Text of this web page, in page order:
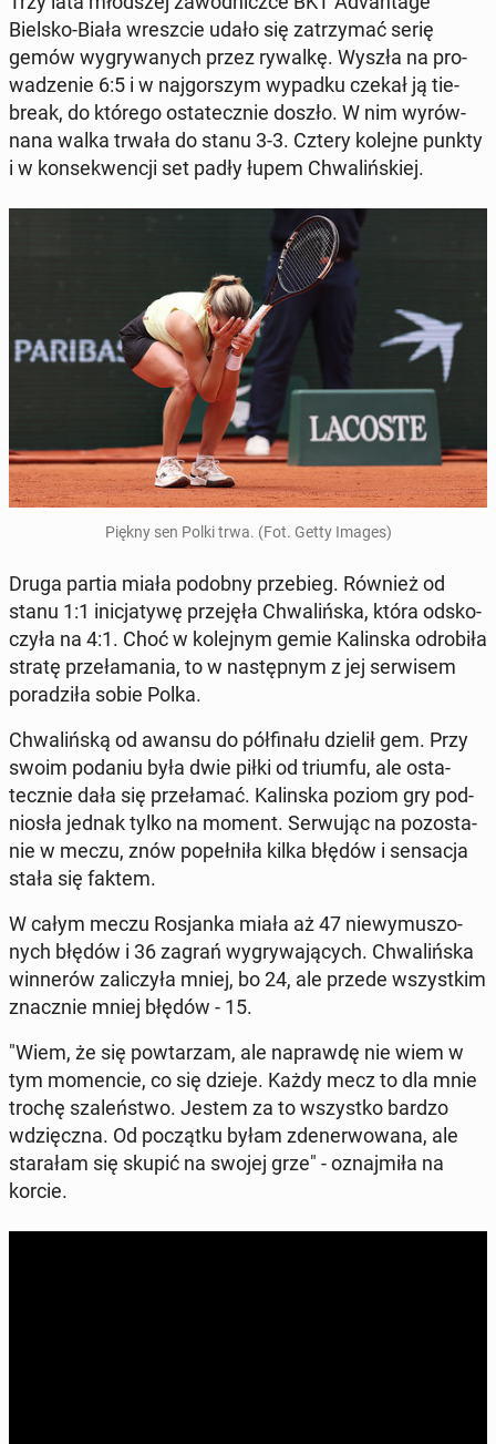
Bielsko-Biała wresz­cie udało się za­trzy­mać serię
gemów wy­gry­wa­nych przez rywalkę. Wyszła na pro­
wa­dze­nie 6:5 i w naj­gor­szym wypadku czekał ją tie-
break, do którego osta­tecz­nie doszło. W nim wy­rów­
na­na walka trwała do stanu 3-3. Cztery kolejne punkty
i w kon­se­kwen­cji set padły łupem Chwa­liń­skiej.
Piękny sen Polki trwa. (Fot. Getty Images)
Druga partia miała podobny prze­bieg. Również od
stanu 1:1 ini­cja­ty­wę prze­ję­ła Chwa­liń­ska, która od­sko­
czy­ła na 4:1. Choć w ko­lej­nym gemie Ka­lin­ska od­ro­bi­ła
stratę prze­ła­ma­nia, to w na­stęp­nym z jej ser­wi­sem
po­ra­dzi­ła sobie Polka.
Chwa­liń­ską od awansu do pół­fi­na­łu dzielił gem. Przy
swoim podaniu była dwie piłki od triumfu, ale osta­
tecz­nie dała się prze­ła­mać. Ka­lin­ska poziom gry pod­
nio­sła jednak tylko na moment. Ser­wu­jąc na po­zo­sta­
nie w meczu, znów po­peł­ni­ła kilka błędów i sen­sa­cja
stała się faktem.
W całym meczu Ro­sjan­ka miała aż 47 nie­wy­mu­szo­
nych błędów i 36 zagrań wy­gry­wa­ją­cych. Chwa­liń­ska
win­ne­rów za­li­czy­ła mniej, bo 24, ale przede wszyst­kim
znacz­nie mniej błędów - 15.
"Wiem, że się po­wta­rzam, ale na­praw­dę nie wiem w
tym mo­men­cie, co się dzieje. Każdy mecz to dla mnie
trochę sza­leń­stwo. Jestem za to wszyst­ko bardzo
wdzięcz­na. Od po­cząt­ku byłam zde­ner­wo­wa­na, ale
sta­ra­łam się skupić na swojej grze" - oznaj­mi­ła na
korcie.